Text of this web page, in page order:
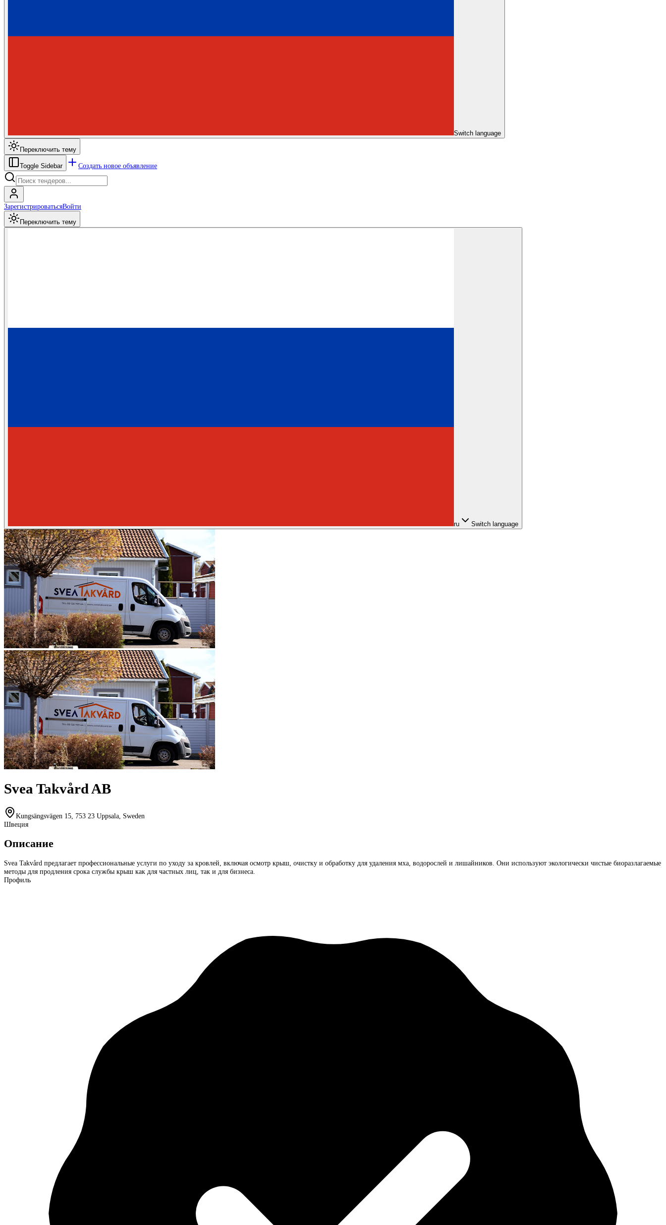
Switch language
Переключить тему
Toggle Sidebar Создать новое объявление
ЗарегистрироватьсяВойти
Переключить тему
ru Switch language
Svea Takvård AB
Kungsängsvägen 15, 753 23 Uppsala, Sweden
Швеция
Описание
Svea Takvård предлагает профессиональные услуги по уходу за кровлей, включая осмотр крыш, очистку и обработку для удаления мха, водорослей и лишайников. Они используют экологически чистые биоразлагаемые
методы для продления срока службы крыш как для частных лиц, так и для бизнеса.
Профиль